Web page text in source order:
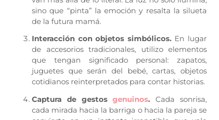
sino que “pinta” la emoción y resalta la silueta
de la futura mamá.
Interacción con objetos simbólicos.En lugar
de accesorios tradicionales, utilizo elementos
que tengan significado personal: zapatos,
juguetes que serán del bebé, cartas, objetos
cotidianos reinterpretados para contar historias.
Captura de gestosgenuinos. Cada sonrisa,
cada mirada hacia la barriga o hacia la pareja se